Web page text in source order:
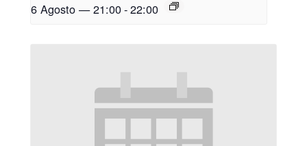
6 Agosto — 21:00-22:00